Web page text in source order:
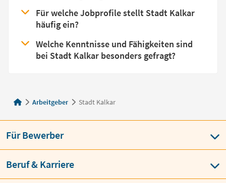
Für welche Jobprofile stellt Stadt Kalkar
häufig ein?
Welche Kenntnisse und Fähigkeiten sind
bei Stadt Kalkar besonders gefragt?
Arbeitgeber Stadt Kalkar
Für Bewerber
Beruf & Karriere